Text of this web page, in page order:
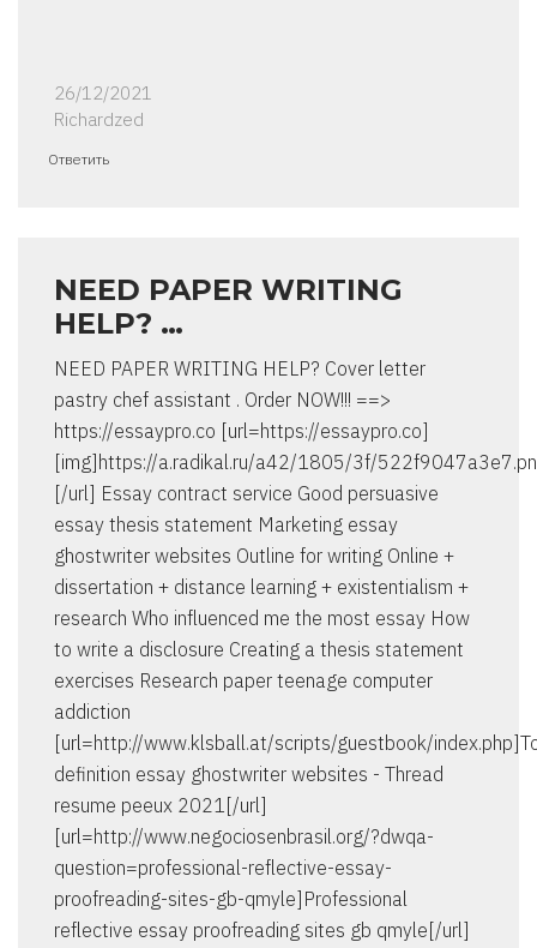
26/12/2021
Richardzed
Ответить
NEED PAPER WRITING
HELP? …
NEED PAPER WRITING HELP? Cover letter
pastry chef assistant . Order NOW!!! ==>
https://essaypro.co [url=https://essaypro.co]
[img]https://a.radikal.ru/a42/1805/3f/
[/url] Essay contract service Good persuasive
essay thesis statement Marketing essay
ghostwriter websites Outline for writing Online +
dissertation + distance learning + existentialism +
research Who influenced me the most essay How
to write a disclosure Creating a thesis statement
exercises Research paper teenage computer
addiction
[url=http://www.klsball.at/scripts/guestbook/
definition essay ghostwriter websites - Thread
resume peeux 2021[/url]
[url=http://www.negociosenbrasil.org/?dwqa-
question=professional-reflective-essay-
proofreading-sites-gb-qmyle]Professional
reflective essay proofreading sites gb qmyle[/url]